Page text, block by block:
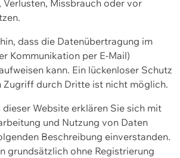
Missbrauch oder vor
dass die Datenübertragung im
Kommunikation per E-Mail)
kann. Ein lückenloser Schutz
Zugriff durch Dritte ist nicht möglich.
Website erklären Sie sich mit
und Nutzung von Daten
Beschreibung einverstanden.
grundsätzlich ohne Registrierung